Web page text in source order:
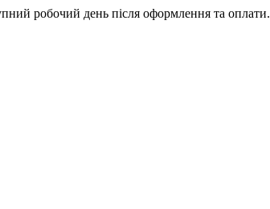
робочий день після оформлення та оплати.